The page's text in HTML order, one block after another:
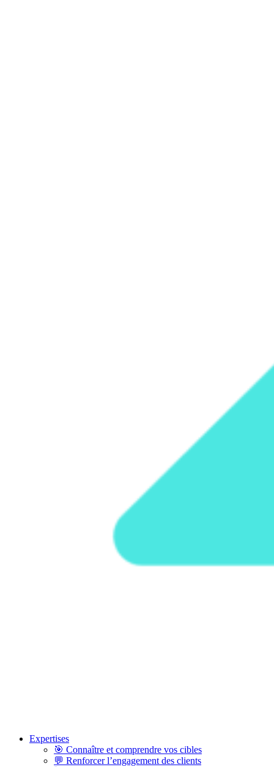
Expertises
🎯 Connaître et comprendre vos cibles
💬 Renforcer l’engagement des clients